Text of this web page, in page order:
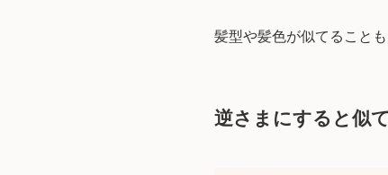
髪型や髪色が似てること
逆さまにすると似